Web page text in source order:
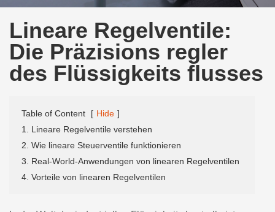
Lineare Regelventile:
Die Präzisions regler
des Flüssigkeits flusses
Table of Content [ Hide ]
1. Lineare Regelventile verstehen
2. Wie lineare Steuerventile funktionieren
3. Real-World-Anwendungen von linearen Regelventilen
4. Vorteile von linearen Regelventilen